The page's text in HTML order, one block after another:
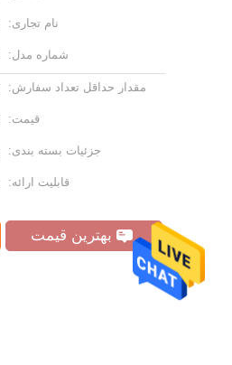
نام تجاری:
شماره مدل:
مقدار حداقل تعداد سفارش:
قیمت:
جزئیات بسته بندی:
قابلیت ارائه:
بهترین قیمت